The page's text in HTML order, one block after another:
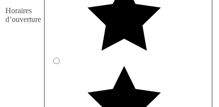
Horaires
d’ouverture